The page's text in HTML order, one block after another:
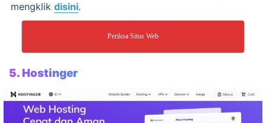
mengklik disini.
Periksa Situs Web
5. Hostinger